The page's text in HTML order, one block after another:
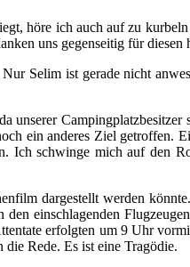
höre ich auch auf zu
uns gegenseitig für diesen
Selim ist gerade nicht
unserer
ein anderes Ziel getroffen.
Ich schwinge mich auf den
dargestellt werden
einschlagenden
erfolgten um 9 Uhr
Rede. Es ist eine Tragödie.